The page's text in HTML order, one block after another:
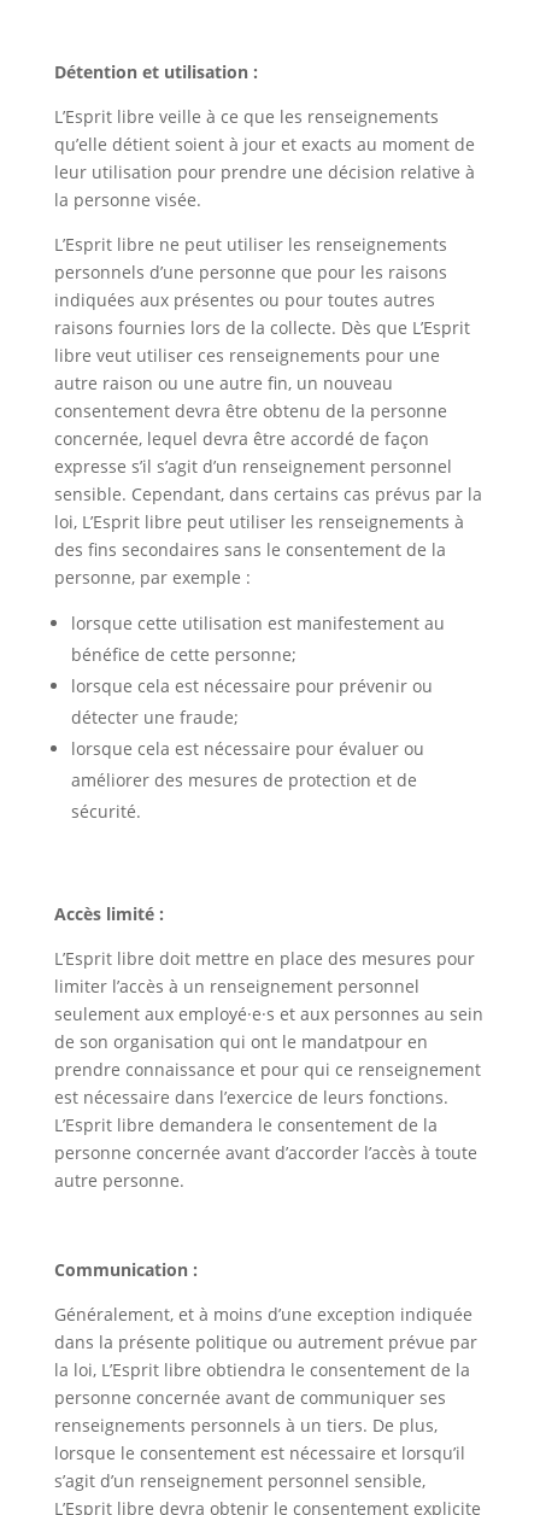
Détention et utilisation :
L’Esprit libre veille à ce que les renseignements
qu’elle détient soient à jour et exacts au moment de
leur utilisation pour prendre une décision relative à
la personne visée.
L’Esprit libre ne peut utiliser les renseignements
personnels d’une personne que pour les raisons
indiquées aux présentes ou pour toutes autres
raisons fournies lors de la collecte. Dès que L’Esprit
libre veut utiliser ces renseignements pour une
autre raison ou une autre fin, un nouveau
consentement devra être obtenu de la personne
concernée, lequel devra être accordé de façon
expresse s’il s’agit d’un renseignement personnel
sensible. Cependant, dans certains cas prévus par la
loi, L’Esprit libre peut utiliser les renseignements à
des fins secondaires sans le consentement de la
personne, par exemple :
lorsque cette utilisation est manifestement au
bénéfice de cette personne;
lorsque cela est nécessaire pour prévenir ou
détecter une fraude;
lorsque cela est nécessaire pour évaluer ou
améliorer des mesures de protection et de
sécurité.
Accès limité :
L’Esprit libre doit mettre en place des mesures pour
limiter l’accès à un renseignement personnel
seulement aux employé·e·s et aux personnes au sein
de son organisation qui ont le mandatpour en
prendre connaissance et pour qui ce renseignement
est nécessaire dans l’exercice de leurs fonctions.
L’Esprit libre demandera le consentement de la
personne concernée avant d’accorder l’accès à toute
autre personne.
Communication :
Généralement, et à moins d’une exception indiquée
dans la présente politique ou autrement prévue par
la loi, L’Esprit libre obtiendra le consentement de la
personne concernée avant de communiquer ses
renseignements personnels à un tiers. De plus,
lorsque le consentement est nécessaire et lorsqu’il
s’agit d’un renseignement personnel sensible,
L’Esprit libre devra obtenir le consentement explicite